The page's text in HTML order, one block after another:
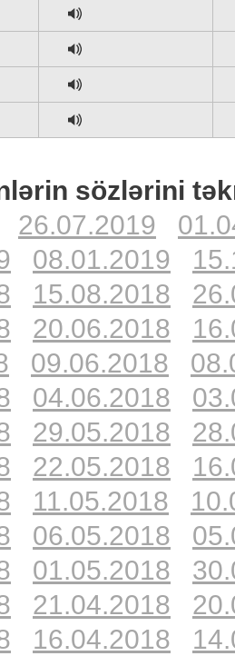
sözlərini
26.07.2019
08.01.2019
15.08.2018
20.06.2018
09.06.2018
04.06.2018
29.05.2018
22.05.2018
11.05.2018
06.05.2018
01.05.2018
21.04.2018
16.04.2018